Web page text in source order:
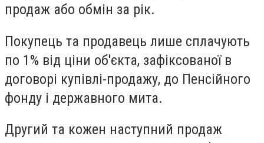
продаж або обмін за рік.
Покупець та продавець лише сплачують
по 1% від ціни об'єкта, зафіксованої в
договорі купівлі-продажу, до Пенсійного
фонду і державного мита.
Другий та кожен наступний продаж